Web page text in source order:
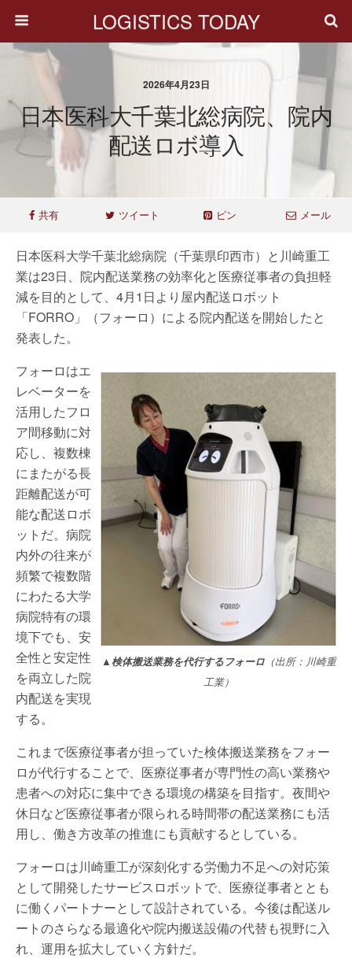
LOGISTICS TODAY
2026年4月23日
日本医科大千葉北総病院、院内
配送ロボ導入
共有 ツイート ピン メール
日本医科大学千葉北総病院（千葉県印西市）と川崎重工
業は23日、院内配送業務の効率化と医療従事者の負担軽
減を目的として、4月1日より屋内配送ロボット
「FORRO」（フォーロ）による院内配送を開始したと
発表した。
▲検体搬送業務を代行するフォーロ（出所：川崎重
工業）
フォーロはエ
レベーターを
活用したフロ
ア間移動に対
応し、複数棟
にまたがる長
距離配送が可
能な配送ロボ
ットだ。病院
内外の往来が
頻繁で複数階
にわたる大学
病院特有の環
境下でも、安
全性と安定性
を両立した院
内配送を実現
する。
これまで医療従事者が担っていた検体搬送業務をフォー
ロが代行することで、医療従事者が専門性の高い業務や
患者への対応に集中できる環境の構築を目指す。夜間や
休日など医療従事者が限られる時間帯の配送業務にも活
用し、働き方改革の推進にも貢献するとしている。
フォーロは川崎重工が深刻化する労働力不足への対応策
として開発したサービスロボットで、医療従事者ととも
に働くパートナーとして設計されている。今後は配送ル
ートのさらなる最適化や院内搬送設備の代替も視野に入
れ、運用を拡大していく方針だ。